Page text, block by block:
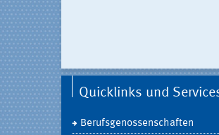
Quicklinks und
Berufsgenossenschaften